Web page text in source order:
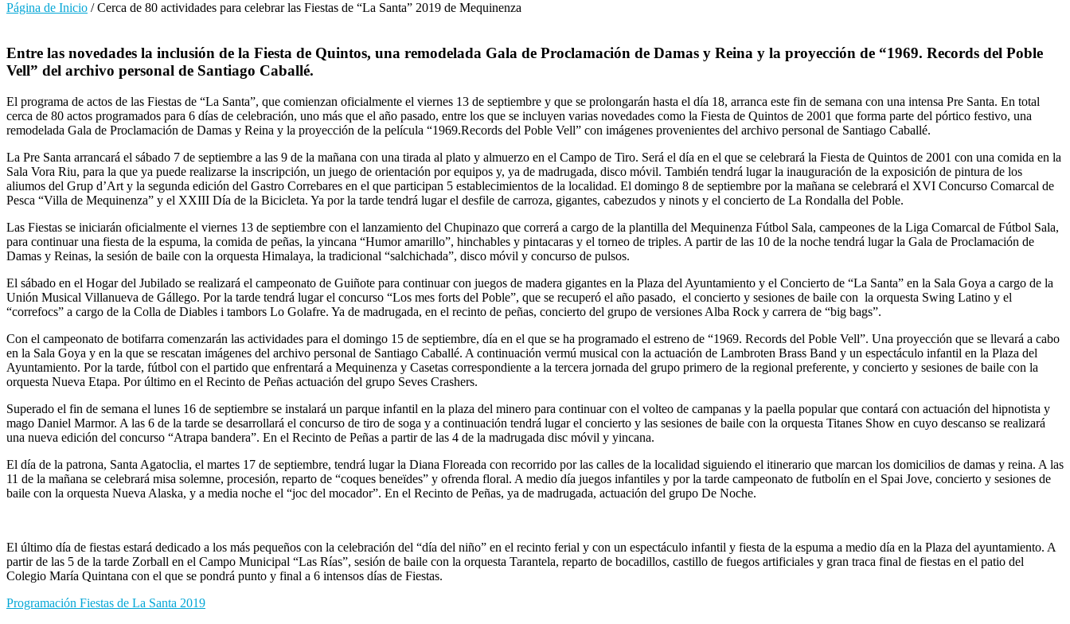
Página de Inicio /Cerca de 80 actividades para celebrar las Fiestas de “La Santa” 2019 de Mequinenza
Entre las novedades la inclusión de la Fiesta de Quintos, una remodelada Gala de Proclamación de Damas y Reina y la proyección de “1969. Records del Poble
Vell” del archivo personal de Santiago Caballé.
El programa de actos de las Fiestas de “La Santa”, que comienzan oficialmente el viernes 13 de septiembre y que se prolongarán hasta el día 18, arranca este fin de semana con una intensa Pre Santa. En total
cerca de 80 actos programados para 6 días de celebración, uno más que el año pasado, entre los que se incluyen varias novedades como la Fiesta de Quintos de 2001 que forma parte del pórtico festivo, una
remodelada Gala de Proclamación de Damas y Reina y la proyección de la película “1969.Records del Poble Vell” con imágenes provenientes del archivo personal de Santiago Caballé.
La Pre Santa arrancará el sábado 7 de septiembre a las 9 de la mañana con una tirada al plato y almuerzo en el Campo de Tiro. Será el día en el que se celebrará la Fiesta de Quintos de 2001 con una comida en la
Sala Vora Riu, para la que ya puede realizarse la inscripción, un juego de orientación por equipos y, ya de madrugada, disco móvil. También tendrá lugar la inauguración de la exposición de pintura de los
aliumos del Grup d’Art y la segunda edición del Gastro Correbares en el que participan 5 establecimientos de la localidad. El domingo 8 de septiembre por la mañana se celebrará el XVI Concurso Comarcal de
Pesca “Villa de Mequinenza” y el XXIII Día de la Bicicleta. Ya por la tarde tendrá lugar el desfile de carroza, gigantes, cabezudos y ninots y el concierto de La Rondalla del Poble.
Las Fiestas se iniciarán oficialmente el viernes 13 de septiembre con el lanzamiento del Chupinazo que correrá a cargo de la plantilla del Mequinenza Fútbol Sala, campeones de la Liga Comarcal de Fútbol Sala,
para continuar una fiesta de la espuma, la comida de peñas, la yincana “Humor amarillo”, hinchables y pintacaras y el torneo de triples. A partir de las 10 de la noche tendrá lugar la Gala de Proclamación de
Damas y Reinas, la sesión de baile con la orquesta Himalaya, la tradicional “salchichada”, disco móvil y concurso de pulsos.
El sábado en el Hogar del Jubilado se realizará el campeonato de Guiñote para continuar con juegos de madera gigantes en la Plaza del Ayuntamiento y el Concierto de “La Santa” en la Sala Goya a cargo de la
Unión Musical Villanueva de Gállego. Por la tarde tendrá lugar el concurso “Los mes forts del Poble”, que se recuperó el año pasado, el concierto y sesiones de baile con la orquesta Swing Latino y el
“correfocs” a cargo de la Colla de Diables i tambors Lo Golafre. Ya de madrugada, en el recinto de peñas, concierto del grupo de versiones Alba Rock y carrera de “big bags”.
Con el campeonato de botifarra comenzarán las actividades para el domingo 15 de septiembre, día en el que se ha programado el estreno de “1969. Records del Poble Vell”. Una proyección que se llevará a cabo
en la Sala Goya y en la que se rescatan imágenes del archivo personal de Santiago Caballé. A continuación vermú musical con la actuación de Lambroten Brass Band y un espectáculo infantil en la Plaza del
Ayuntamiento. Por la tarde, fútbol con el partido que enfrentará a Mequinenza y Casetas correspondiente a la tercera jornada del grupo primero de la regional preferente, y concierto y sesiones de baile con la
orquesta Nueva Etapa. Por último en el Recinto de Peñas actuación del grupo Seves Crashers.
Superado el fin de semana el lunes 16 de septiembre se instalará un parque infantil en la plaza del minero para continuar con el volteo de campanas y la paella popular que contará con actuación del hipnotista y
mago Daniel Marmor. A las 6 de la tarde se desarrollará el concurso de tiro de soga y a continuación tendrá lugar el concierto y las sesiones de baile con la orquesta Titanes Show en cuyo descanso se realizará
una nueva edición del concurso “Atrapa bandera”. En el Recinto de Peñas a partir de las 4 de la madrugada disc móvil y yincana.
El día de la patrona, Santa Agatoclia, el martes 17 de septiembre, tendrá lugar la Diana Floreada con recorrido por las calles de la localidad siguiendo el itinerario que marcan los domicilios de damas y reina. A las
11 de la mañana se celebrará misa solemne, procesión, reparto de “coques beneïdes” y ofrenda floral. A medio día juegos infantiles y por la tarde campeonato de futbolín en el Spai Jove, concierto y sesiones de
baile con la orquesta Nueva Alaska, y a media noche el “joc del mocador”. En el Recinto de Peñas, ya de madrugada, actuación del grupo De Noche.
El último día de fiestas estará dedicado a los más pequeños con la celebración del “día del niño” en el recinto ferial y con un espectáculo infantil y fiesta de la espuma a medio día en la Plaza del ayuntamiento. A
partir de las 5 de la tarde Zorball en el Campo Municipal “Las Rías”, sesión de baile con la orquesta Tarantela, reparto de bocadillos, castillo de fuegos artificiales y gran traca final de fiestas en el patio del
Colegio María Quintana con el que se pondrá punto y final a 6 intensos días de Fiestas.
Programación Fiestas de La Santa 2019